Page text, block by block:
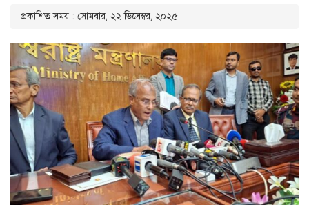
প্রকাশিত সময় : সোমবার, ২২ ডিসেম্বর, ২০২৫